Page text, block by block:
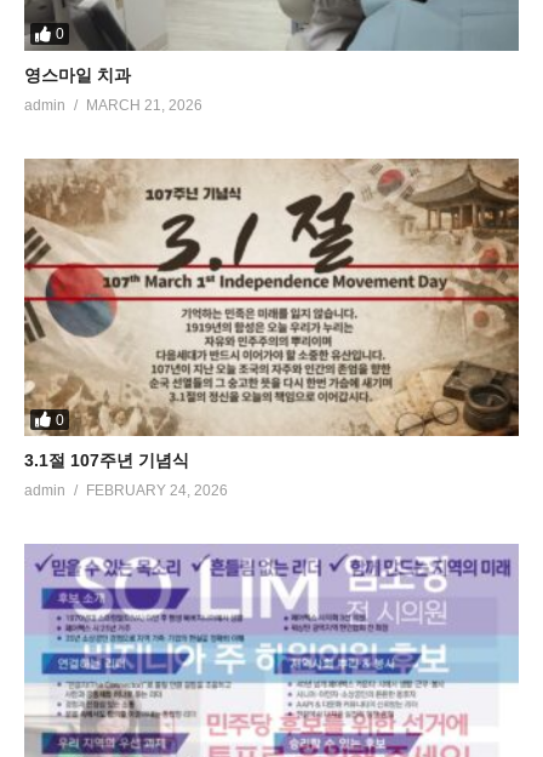
0
영스마일 치과
admin MARCH 21, 2026
0
3.1절 107주년 기념식
admin FEBRUARY 24, 2026